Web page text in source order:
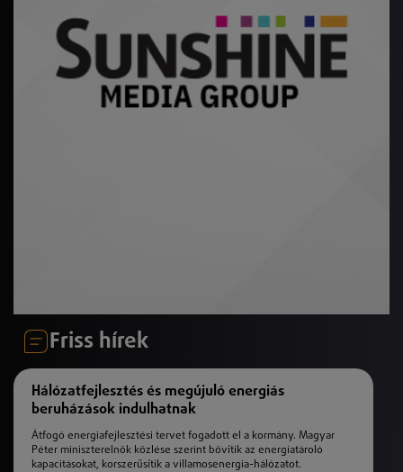
Friss hírek
Hálózatfejlesztés és megújuló energiás
beruházások indulhatnak
Átfogó energiafejlesztési tervet fogadott el a kormány. Magyar
Péter miniszterelnök közlése szerint bővítik az energiatároló
kapacitásokat, korszerűsítik a villamosenergia-hálózatot.